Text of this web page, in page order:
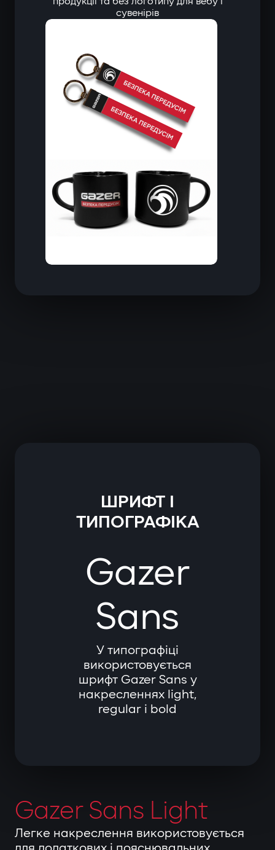
сувенірів
ШРИФТ І
ТИПОГРАФІКА
Gazer
Sans
У типографіці
використовується
шрифт Gazer Sans у
накресленнях light,
regular і bold
Gazer Sans Light
Легке накреслення використовується